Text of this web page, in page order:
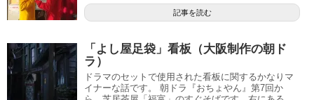
記事を読む
「よし屋足袋」看板（大阪制作の朝ド
ラ）
ドラマのセットで使用された看板に関するかなりマ
イナーな話です。 朝ドラ『おちょやん』第7回か